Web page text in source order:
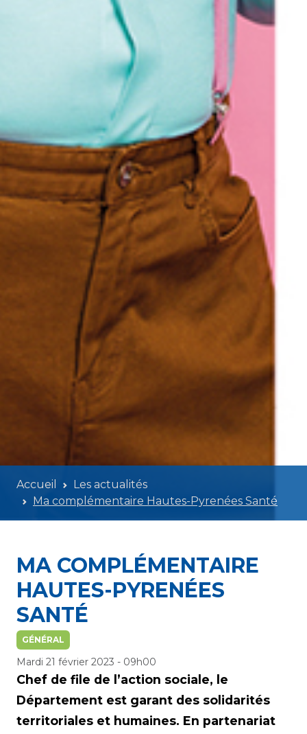
Accueil
Les actualités
Ma complémentaire Hautes-Pyrenées Santé
MA COMPLÉMENTAIRE
HAUTES-PYRENÉES
SANTÉ
GÉNÉRAL
Mardi 21 février 2023 - 09h00
Chef de file de l’action sociale, le
Département est garant des solidarités
territoriales et humaines. En partenariat